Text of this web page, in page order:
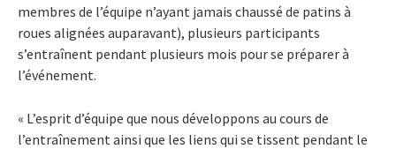
membres de l’équipe n’ayant jamais chaussé de patins à
roues alignées auparavant), plusieurs participants
s’entraînent pendant plusieurs mois pour se préparer à
l’événement.
« L’esprit d’équipe que nous développons au cours de
l’entraînement ainsi que les liens qui se tissent pendant le